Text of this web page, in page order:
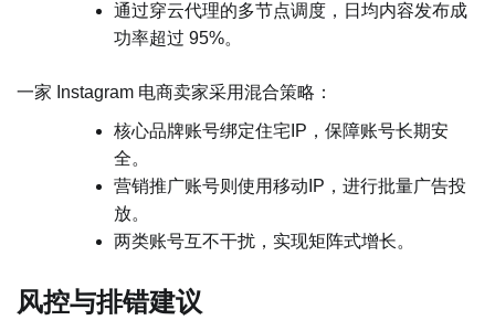
通过穿云代理的多节点调度，日均内容发布成
功率超过 95%。
一家 Instagram 电商卖家采用混合策略：
核心品牌账号绑定住宅IP，保障账号长期安
全。
营销推广账号则使用移动IP，进行批量广告投
放。
两类账号互不干扰，实现矩阵式增长。
风控与排错建议